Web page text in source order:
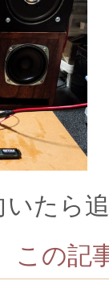
いたら
この記